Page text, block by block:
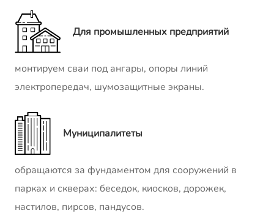
Для промышленных предприятий
монтируем сваи под ангары, опоры линий
электропередач, шумозащитные экраны.
Муниципалитеты
обращаются за фундаментом для сооружений в
парках и скверах: беседок, киосков, дорожек,
настилов, пирсов, пандусов.